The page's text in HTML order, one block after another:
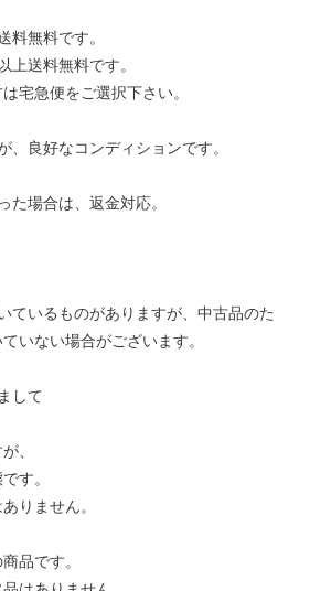
料無料です。
上送料無料です。
宅急便をご選択下さい。
、良好なコンディションです。
た場合は、返金対応。
ているものがありますが、中古品のた
いない場合がございます。
して
、
す。
りません。
品です。